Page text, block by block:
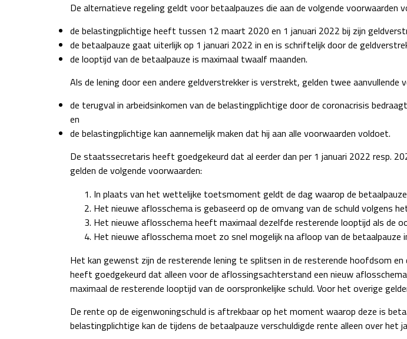
De alternatieve regeling geldt voor betaalpauzes die aan de volgende voorwaarden
de belastingplichtige heeft tussen 12 maart 2020 en 1 januari 2022 bij zijn
de betaalpauze gaat uiterlijk op 1 januari 2022 in en is schriftelijk door de
de looptijd van de betaalpauze is maximaal twaalf maanden.
Als de lening door een andere geldverstrekker is verstrekt, gelden twee aanvullende
de terugval in arbeidsinkomen van de belastingplichtige door de coronacrisis
en
de belastingplichtige kan aannemelijk maken dat hij aan alle voorwaarden voldoet.
De staatssecretaris heeft goedgekeurd dat al eerder dan per 1 januari 2022 resp.
gelden de volgende voorwaarden:
In plaats van het wettelijke toetsmoment geldt de dag waarop de
Het nieuwe aflosschema is gebaseerd op de omvang van de schuld volgens
Het nieuwe aflosschema heeft maximaal dezelfde resterende looptijd als de
Het nieuwe aflosschema moet zo snel mogelijk na afloop van de betaalpauze
Het kan gewenst zijn de resterende lening te splitsen in de resterende hoofdsom
heeft goedgekeurd dat alleen voor de aflossingsachterstand een nieuw
maximaal de resterende looptijd van de oorspronkelijke schuld. Voor het overige
De rente op de eigenwoningschuld is aftrekbaar op het moment waarop deze is
belastingplichtige kan de tijdens de betaalpauze verschuldigde rente alleen over het